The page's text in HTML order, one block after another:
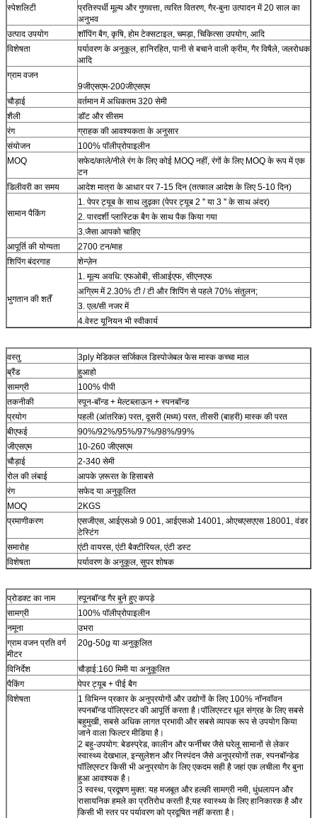
स्पेशलिटी
प्रतिस्पर्धी मूल्य और गुणवत्ता, त्वरित वितरण, गैर-बुना उत्पादन में 20 साल का
अनुभव
उत्पाद उपयोग
शॉपिंग बैग, कृषि, होम टेक्सटाइल, चमड़ा, चिकित्सा उपयोग, आदि
विशेषता
पर्यावरण के अनुकूल, हानिरहित, पानी से बचाने वाली क्रीम, गैर विषैले, जलरोधक
आदि
ग्राम वजन
9जीएसएम-200जीएसएम
चौड़ाई
वर्तमान में अधिकतम 320 सेमी
शैली
डॉट और सीसम
रंग
ग्राहक की आवश्यकता के अनुसार
संयोजन
100% पॉलीप्रोपाइलीन
MOQ
सफेद/काले/नीले रंग के लिए कोई MOQ नहीं, रंगों के लिए MOQ के रूप में एक
टन
डिलीवरी का समय
आदेश मात्रा के आधार पर 7-15 दिन (तत्काल आदेश के लिए 5-10 दिन)
सामान पैकिंग
1. पेपर ट्यूब के साथ लुढ़का (पेपर ट्यूब 2 '' या 3 '' के साथ अंदर)
2. पारदर्शी प्लास्टिक बैग के साथ पैक किया गया
3.जैसा आपको चाहिए
आपूर्ति की योग्यता
2700 टन/माह
शिपिंग बंदरगाह
शेन्ज़ेन
भुगतान की शर्तें
1. मूल्य अवधि: एफओबी, सीआईएफ, सीएनएफ
अग्रिम में 2.30% टी / टी और शिपिंग से पहले 70% संतुलन;
3. एल/सी नजर में
4.वेस्ट यूनियन भी स्वीकार्य
वस्तु
3ply मेडिकल सर्जिकल डिस्पोजेबल फेस मास्क कच्चा माल
ब्रैंड
हुआहो
सामग्री
100% पीपी
तकनीकी
स्पून-बॉन्ड + मेल्टब्लाऊन + स्पनबॉन्ड
प्रयोग
पहली (आंतरिक) परत, दूसरी (मध्य) परत, तीसरी (बाहरी) मास्क की परत
बीएफई
90%/92%/95%/97%/98%/99%
जीएसएम
10-260 जीएसएम
चौड़ाई
2-340 सेमी
रोल की लंबाई
आपके ज़रूरत के हिसाबसे
रंग
सफेद या अनुकूलित
MOQ
2KGS
प्रमाणीकरण
एसजीएस, आईएसओ 9 001, आईएसओ 14001, ओएचएसएएस 18001, वंडर
टेस्टिंग
समारोह
एंटी वायरस, एंटी बैक्टीरियल, एंटी डस्ट
विशेषता
पर्यावरण के अनुकूल, सुपर शोषक
प्रोडक्ट का नाम
स्पूनबॉन्ड गैर बुने हुए कपड़े
सामग्री
100% पॉलीप्रोपाइलीन
नमूना
उभरा
ग्राम वजन प्रति वर्ग
मीटर
20g-50g या अनुकूलित
विनिर्देश
चौड़ाई:160 मिमी या अनुकूलित
पैकिंग
पेपर ट्यूब + पीई बैग
विशेषता
1 विभिन्न प्रकार के अनुप्रयोगों और उद्योगों के लिए 100% नॉनवॉवन
स्पनबॉन्ड पॉलिएस्टर की आपूर्ति करता है।पॉलिएस्टर धूल संग्रह के लिए सबसे
बहुमुखी, सबसे अधिक लागत प्रभावी और सबसे व्यापक रूप से उपयोग किया
जाने वाला फिल्टर मीडिया है।
2 बहु-उपयोग: बेडस्प्रेड, कालीन और फर्नीचर जैसे घरेलू सामानों से लेकर
स्वास्थ्य देखभाल, इन्सुलेशन और निस्पंदन जैसे अनुप्रयोगों तक, स्पनबॉन्डेड
पॉलिएस्टर किसी भी अनुप्रयोग के लिए एकदम सही है जहां एक लचीला गैर बुना
हुआ आवश्यक है।
3 स्वस्थ, प्रदूषण मुक्त: यह मजबूत और हल्की सामग्री नमी, धुंधलापन और
रासायनिक हमले का प्रतिरोध करती है;यह स्वास्थ्य के लिए हानिकारक है और
किसी भी स्तर पर पर्यावरण को प्रदूषित नहीं करता है।